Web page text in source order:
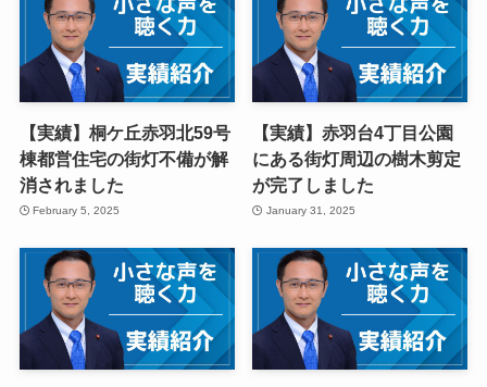
【実績】桐ケ丘赤羽北59号
棟都営住宅の街灯不備が解
消されました
February 5, 2025
【実績】赤羽台4丁目公園
にある街灯周辺の樹木剪定
が完了しました
January 31, 2025